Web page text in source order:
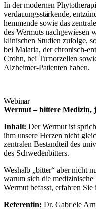
In der modernen
verdauungsstärkende,
hemmende sowie das
des Wermuts nachgewiesen
klinischen Studien zufolge,
bei Malaria, der chronisch-
Crohn, bei Tumorzellen
Alzheimer-Patienten haben.
Webinar
Wermut – bittere Medizin,
Inhalt: Der Wermut ist
ihm unsere Herzen nicht
zentralen Bestandteil des
des Schwedenbitters.
Weshalb „bitter“ aber nicht
warum sich die
Wermut befasst, erfahren
Referentin: Dr. Gabriele